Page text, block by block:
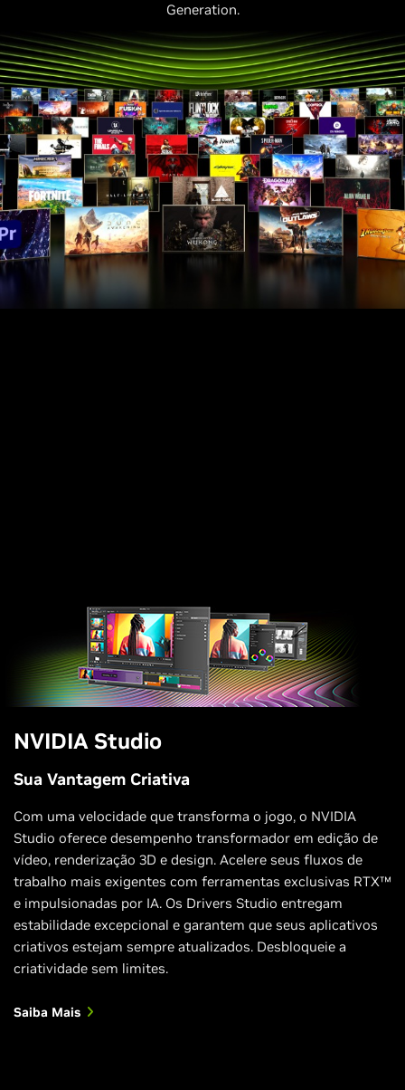
Relative Performance to RTX 3070 Laptop GPU
100W GPU TGP,1440p, DLSS Super Resolution e DLSS Ray
Reconstruction nas Série 30, Série 40 e Série 50, Frame Gen na
Série 40. Multi Frame Gen (4X Mode) na Série 50. Battlefield 6 com
o Ultra Preset, DOOM: The Dark Ages com o Ultra Preset e Texture
Pool Size 1536, Borderlands 4 com o High Preset.
Generation.
NVIDIA Studio
Sua Vantagem Criativa
Com uma velocidade que transforma o jogo, o NVIDIA
Studio oferece desempenho transformador em edição de
vídeo, renderização 3D e design. Acelere seus fluxos de
trabalho mais exigentes com ferramentas exclusivas RTX™
e impulsionadas por IA. Os Drivers Studio entregam
estabilidade excepcional e garantem que seus aplicativos
criativos estejam sempre atualizados. Desbloqueie a
criatividade sem limites.
Saiba Mais